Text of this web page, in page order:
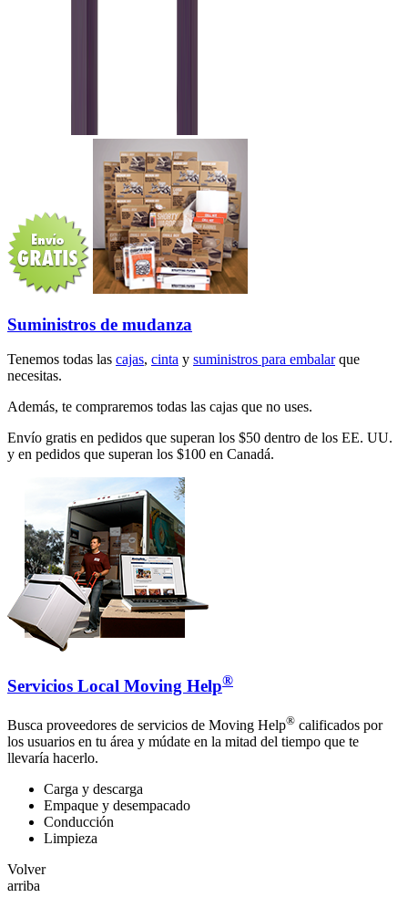
Suministros de mudanza
Tenemos todas las cajas, cinta y suministros para embalarque
necesitas.
Además, te compraremos todas las cajas que no uses.
Envío gratis en pedidos que superan los $50 dentro de los EE. UU.
y en pedidos que superan los $100 en Canadá.
Servicios Local Moving Help®
Busca proveedores de servicios de Moving Help® calificados por
los usuarios en tu área y múdate en la mitad del tiempo que te
llevaría hacerlo.
Carga y descarga
Empaque y desempacado
Conducción
Limpieza
Volver
arriba